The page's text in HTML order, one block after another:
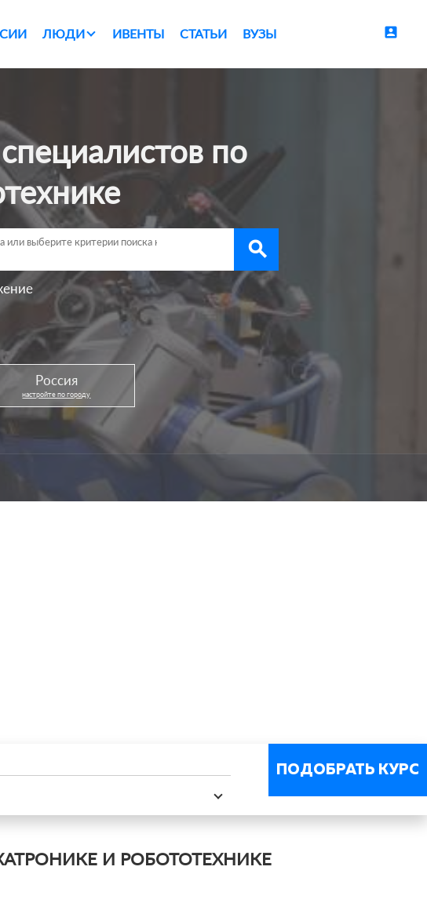
ЛЮДИ ИВЕНТЫ СТАТЬИ ВУЗЫ account_box
search
Россия
настройте по городу
И РОБОТОТЕХНИКЕ
ПОДОБРАТЬ КУРС